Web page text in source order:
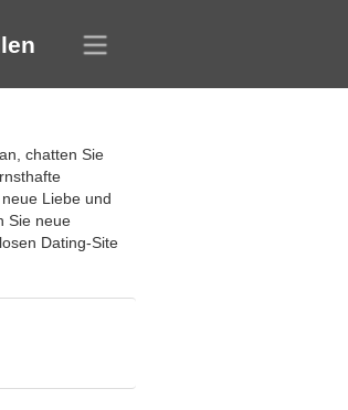
chatten Sie
Liebe und
Sie neue
Dating-Site